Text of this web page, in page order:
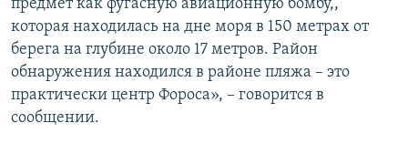
предмет как фугасную авиационную бомбу,,
которая находилась на дне моря в 150 метрах от
берега на глубине около 17 метров. Район
обнаружения находился в районе пляжа – это
практически центр Фороса», – говорится в
сообщении.